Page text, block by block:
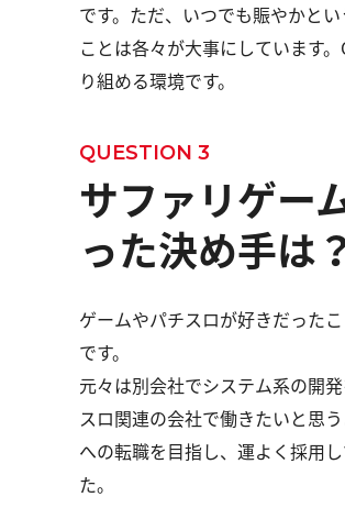
です。ただ、いつでも賑やかと
ことは各々が大事にしています
り組める環境です。
QUESTION 3
サファリゲー
った決め手は
ゲームやパチスロが好きだった
です。
元々は別会社でシステム系の開
スロ関連の会社で働きたいと思
への転職を目指し、運よく採用
た。